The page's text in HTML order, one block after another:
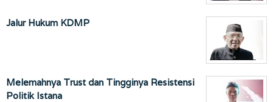
Jalur Hukum KDMP
Melemahnya Trust dan Tingginya Resistensi
Politik Istana